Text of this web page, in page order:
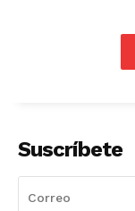
Suscríbete